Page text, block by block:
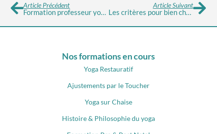
Article Précédent
Formation professeur yoga : la mise en situation réelle
Article Suivant
Les critères pour bien choisir sa formation de professeur de yoga
Nos formations en cours
Yoga Restauratif
Ajustements par le Toucher
Yoga sur Chaise
Histoire & Philosophie du yoga